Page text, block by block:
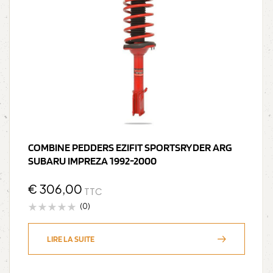
COMBINE PEDDERS EZIFIT SPORTSRYDER ARG
SUBARU IMPREZA 1992-2000
€ 306,00 TTC
(0)
LIRE LA SUITE